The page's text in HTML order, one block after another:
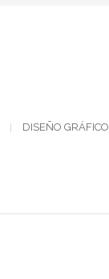
DISEÑO GRÁFICO